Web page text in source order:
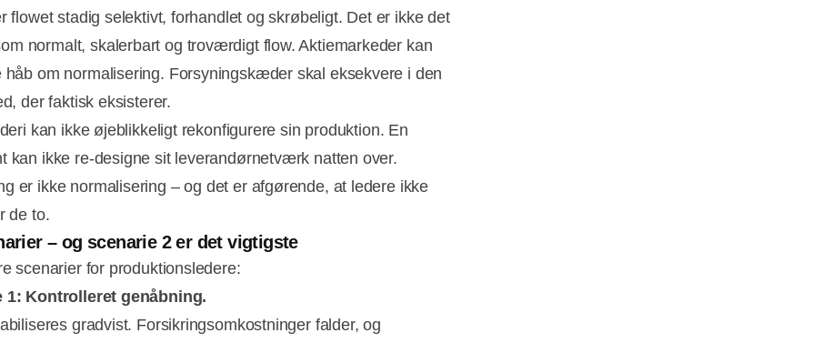
flowet stadig selektivt, forhandlet og skrøbeligt. Det er ikke det
normalt, skalerbart og troværdigt flow. Aktiemarkeder kan
om normalisering. Forsyningskæder skal eksekvere i den
der faktisk eksisterer.
kan ikke øjeblikkeligt rekonfigurere sin produktion. En
kan ikke re-designe sit leverandørnetværk natten over.
er ikke normalisering – og det er afgørende, at ledere ikke
de to.
– og scenarie 2 er det vigtigste
scenarier for produktionsledere:
1: Kontrolleret genåbning.
gradvist. Forsikringsomkostninger falder, og